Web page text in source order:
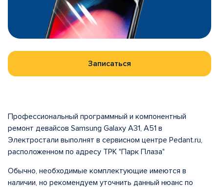
Записаться
Профессиональный программный и компонентный
ремонт девайсов Samsung Galaxy A31, A51 в
Электростали выполнят в сервисном центре Pedant.ru,
расположенном по адресу ТРК "Парк Плаза"
Обычно, необходимые комплектующие имеются в
наличии, но рекомендуем уточнить данный нюанс по